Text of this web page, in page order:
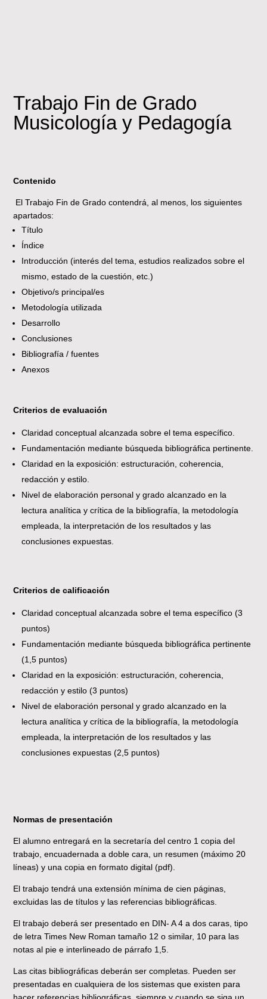
Trabajo Fin de Grado
Musicología y Pedagogía
Contenido
El Trabajo Fin de Grado contendrá, al menos, los siguientes
apartados:
Título
Índice
Introducción (interés del tema, estudios realizados sobre el
mismo, estado de la cuestión, etc.)
Objetivo/s principal/es
Metodología utilizada
Desarrollo
Conclusiones
Bibliografía / fuentes
Anexos
Criterios de evaluación
Claridad conceptual alcanzada sobre el tema específico.
Fundamentación mediante búsqueda bibliográfica pertinente.
Claridad en la exposición: estructuración, coherencia,
redacción y estilo.
Nivel de elaboración personal y grado alcanzado en la
lectura analítica y crítica de la bibliografía, la metodología
empleada, la interpretación de los resultados y las
conclusiones expuestas.
Criterios de calificación
Claridad conceptual alcanzada sobre el tema específico (3
puntos)
Fundamentación mediante búsqueda bibliográfica pertinente
(1,5 puntos)
Claridad en la exposición: estructuración, coherencia,
redacción y estilo (3 puntos)
Nivel de elaboración personal y grado alcanzado en la
lectura analítica y crítica de la bibliografía, la metodología
empleada, la interpretación de los resultados y las
conclusiones expuestas (2,5 puntos)
Normas de presentación
El alumno entregará en la secretaría del centro 1 copia del
trabajo, encuadernada a doble cara, un resumen (máximo 20
líneas) y una copia en formato digital (pdf).
El trabajo tendrá una extensión mínima de cien páginas,
excluidas las de títulos y las referencias bibliográficas.
El trabajo deberá ser presentado en DIN- A 4 a dos caras, tipo
de letra Times New Roman tamaño 12 o similar, 10 para las
notas al pie e interlineado de párrafo 1,5.
Las citas bibliográficas deberán ser completas. Pueden ser
presentadas en cualquiera de los sistemas que existen para